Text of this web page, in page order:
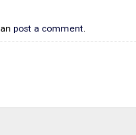
post a comment.